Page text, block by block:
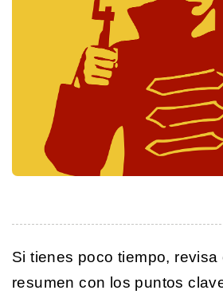
Si tienes poco tiempo, revisa
resumen con los puntos